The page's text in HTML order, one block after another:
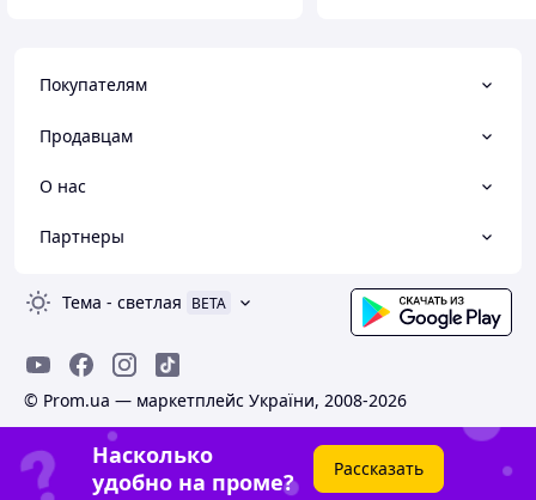
Покупателям
Продавцам
О нас
Партнеры
Тема - светлая BETA
© Prom.ua — маркетплейс України, 2008-2026
Насколько
удобно на проме?
Рассказать